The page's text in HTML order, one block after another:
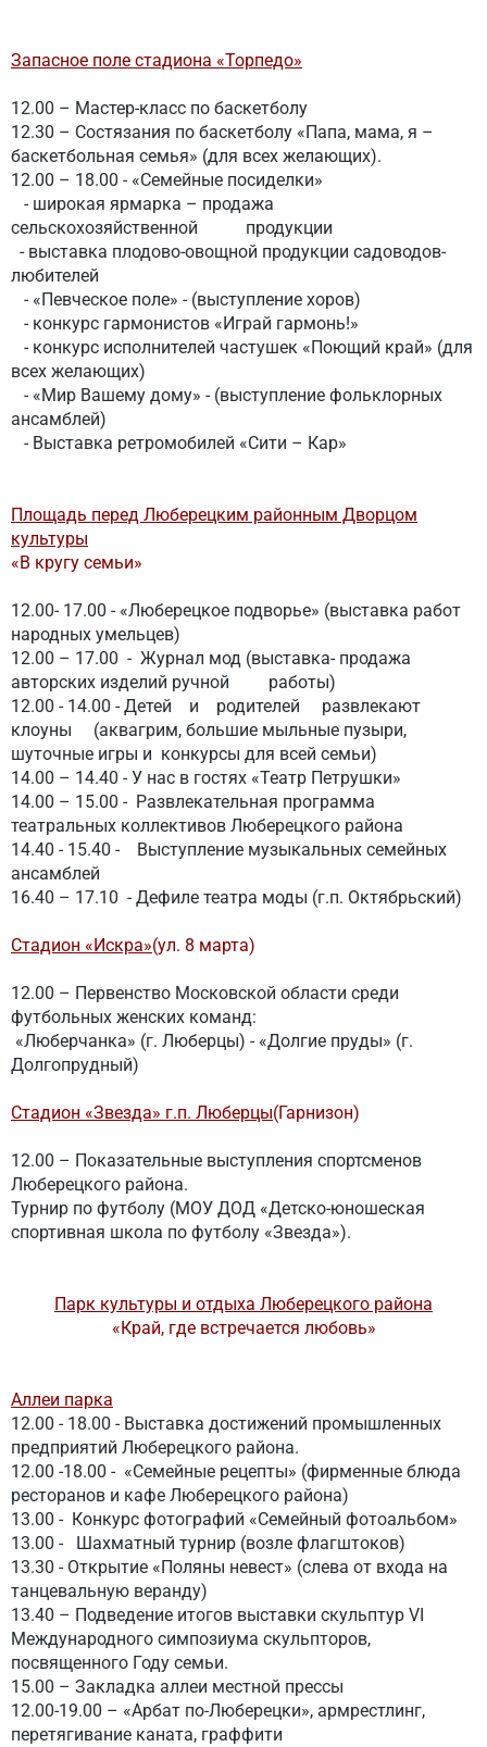
Запасное поле стадиона «Торпедо»
12.00 – Мастер-класс по баскетболу
12.30 – Состязания по баскетболу «Папа, мама, я –
баскетбольная семья» (для всех желающих).
12.00 – 18.00 - «Семейные посиделки»
- широкая ярмарка – продажа
сельскохозяйственной продукции
- выставка плодово-овощной продукции садоводов-
любителей
- «Певческое поле» - (выступление хоров)
- конкурс гармонистов «Играй гармонь!»
- конкурс исполнителей частушек «Поющий край» (для
всех желающих)
- «Мир Вашему дому» - (выступление фольклорных
ансамблей)
- Выставка ретромобилей «Сити – Кар»
Площадь перед Люберецким районным Дворцом
культуры
«В кругу семьи»
12.00- 17.00 - «Люберецкое подворье» (выставка работ
народных умельцев)
12.00 – 17.00 - Журнал мод (выставка- продажа
авторских изделий ручной работы)
12.00 - 14.00 - Детей и родителей
развлекают
клоуны (аквагрим, большие мыльные пузыри,
шуточные игры и конкурсы для всей семьи)
14.00 – 14.40 - У нас в гостях «Театр Петрушки»
14.00 – 15.00 - Развлекательная программа
театральных коллективов Люберецкого района
14.40 - 15.40 -Выступление музыкальных семейных
ансамблей
16.40 – 17.10 - Дефиле театра моды (г.п. Октябрьский)
Стадион «Искра»(ул. 8 марта)
12.00 – Первенство Московской области среди
футбольных женских команд:
«Люберчанка» (г. Люберцы) - «Долгие пруды» (г.
Долгопрудный)
Стадион «Звезда» г.п. Люберцы(Гарнизон)
12.00 – Показательные выступления спортсменов
Люберецкого района.
Турнир по футболу (МОУ ДОД «Детско-юношеская
спортивная школа по футболу «Звезда»).
Парк культуры и отдыха Люберецкого района
«Край, где встречается любовь»
Аллеи парка
12.00 - 18.00 - Выставка достижений промышленных
предприятий Люберецкого района.
12.00 -18.00 - «Семейные рецепты» (фирменные блюда
ресторанов и кафе Люберецкого района)
13.00 - Конкурс фотографий «Семейный фотоальбом»
13.00 - Шахматный турнир (возле флагштоков)
13.30 - Открытие «Поляны невест» (слева от входа на
танцевальную веранду)
13.40 – Подведение итогов выставки скульптур VI
Международного симпозиума скульпторов,
посвященного Году семьи.
15.00 – Закладка аллеи местной прессы
12.00-19.00 – «Арбат по-Люберецки», армрестлинг,
перетягивание каната, граффити